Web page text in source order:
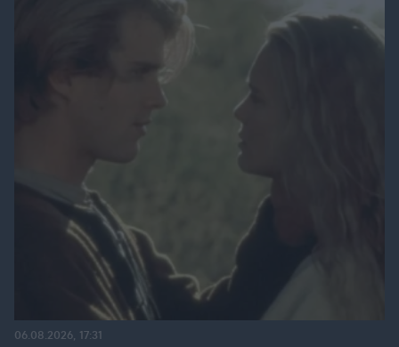
06.08.2026, 17:31